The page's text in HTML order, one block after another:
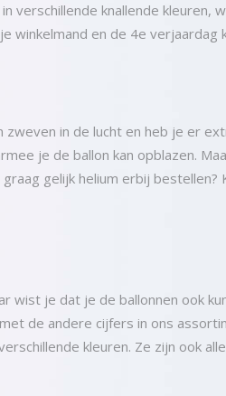
verschillende knallende kleuren,
winkelmand en de 4e verjaardag
in de lucht en heb je er
je de ballon kan opblazen.
gelijk helium erbij bestellen?
je dat je de ballonnen ook
de andere cijfers in ons
kleuren. Ze zijn ook